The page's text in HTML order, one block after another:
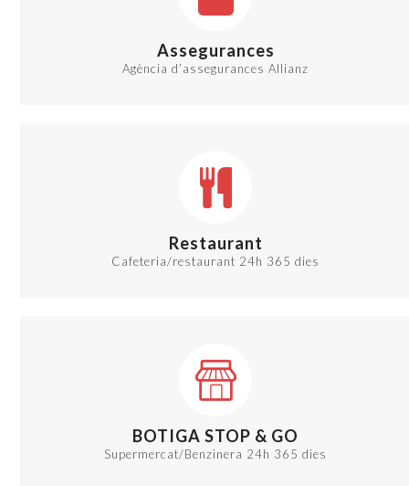
Assegurances
Agència d’assegurances Allianz
Restaurant
Cafeteria/restaurant 24h 365 dies
BOTIGA STOP & GO
Supermercat/Benzinera 24h 365 dies